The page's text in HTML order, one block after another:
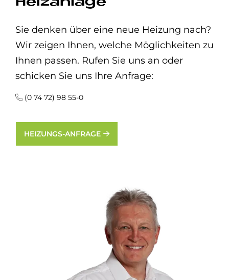
Sie denken über eine neue Heizung nach?
Wir zeigen Ihnen, welche Möglichkeiten zu
Ihnen passen. Rufen Sie uns an oder
schicken Sie uns Ihre Anfrage:
(0 74 72) 98 55-0
HEIZUNGS-ANFRAGE